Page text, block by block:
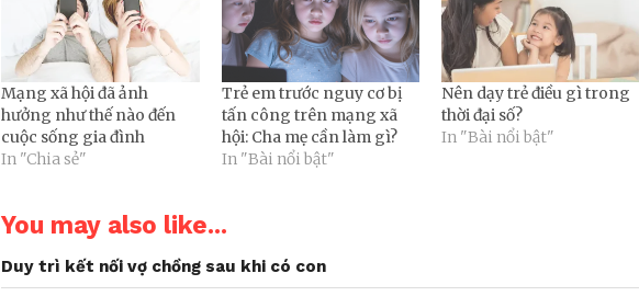
Mạng xã hội đã ảnh
hưởng như thế nào đến
cuộc sống gia đình
In "Chia sẻ"
Trẻ em trước nguy cơ bị
tấn công trên mạng xã
hội: Cha mẹ cần làm gì?
In "Bài nổi bật"
Nên dạy trẻ điều gì trong
thời đại số?
In "Bài nổi bật"
You may also like...
Duy trì kết nối vợ chồng sau khi có con